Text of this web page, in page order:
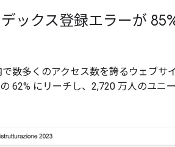
ックス登録エラーが
数多くのアクセス数を誇るウェブサ
62% にリーチし、2,720 万人のユニ